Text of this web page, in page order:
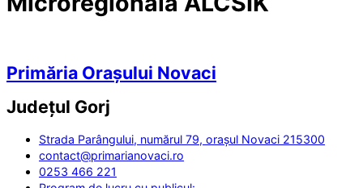
Primăria Orașului Novaci
Județul Gorj
Strada Parângului, numărul 79, orașul Novaci 215300
contact@primarianovaci.ro
0253 466 221